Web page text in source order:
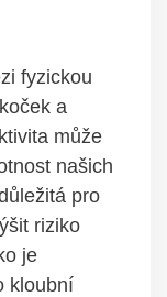
fyzickou
a
může
našich
pro
riziko
je
kloubní